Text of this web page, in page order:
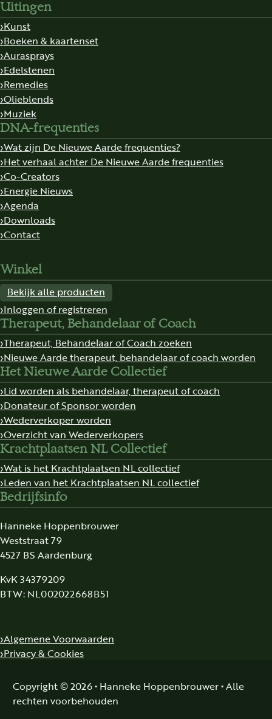
Uitingen
Kunst
Boeken & kaartenset
Aurasprays
Edelstenen
Remedies
Olieblends
Muziek
DNA-frequenties
Wat zijn De Nieuwe Aarde frequenties?
Het verhaal achter De Nieuwe Aarde frequenties
Co-Creators
Energie Nieuws
Agenda
Downloads
Contact
Winkel
Bekijk alle producten
Inloggen of registreren
Therapeut, Behandelaar of Coach
Therapeut, Behandelaar of Coach zoeken
Nieuwe Aarde therapeut, behandelaar of coach worden
Het Nieuwe Aarde Collectief
Lid worden als behandelaar, therapeut of coach
Donateur of Sponsor worden
Wederverkoper worden
Overzicht van Wederverkopers
Krachtplaatsen NL Collectief
Wat is het Krachtplaatsen NL collectief
Leden van het Krachtplaatsen NL collectief
Bedrijfsinfo
Hanneke Hoppenbrouwer
Weststraat 79
4527 BS Aardenburg
KvK 34379209
BTW: NL002022668B51
Algemene Voorwaarden
Privacy & Cookies
Copyright © 2026 • Hanneke Hoppenbrouwer • Alle
rechten voorbehouden